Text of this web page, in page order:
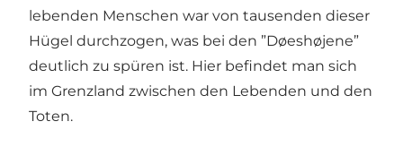
lebenden Menschen war von tausenden dieser
Hügel durchzogen, was bei den ”Døeshøjene”
deutlich zu spüren ist. Hier befindet man sich
im Grenzland zwischen den Lebenden und den
Toten.